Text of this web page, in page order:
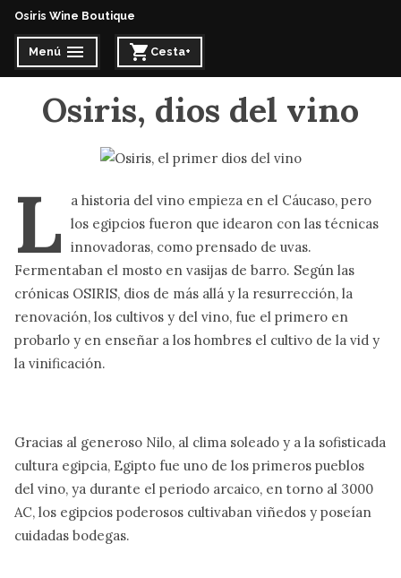
Osiris Wine Boutique
Menú
expandido
cerrado Cesta+
expandido
cerrado
Osiris, dios del vino
L
a historia del vino empieza en el Cáucaso, pero
los egipcios fueron que idearon con las técnicas
innovadoras, como prensado de uvas.
Fermentaban el mosto en vasijas de barro. Según las
crónicas OSIRIS, dios de más allá y la resurrección, la
renovación, los cultivos y del vino, fue el primero en
probarlo y en enseñar a los hombres el cultivo de la vid y
la vinificación.
Gracias al generoso Nilo, al clima soleado y a la sofisticada
cultura egipcia, Egipto fue uno de los primeros pueblos
del vino, ya durante el periodo arcaico, en torno al 3000
AC, los egipcios poderosos cultivaban viñedos y poseían
cuidadas bodegas.